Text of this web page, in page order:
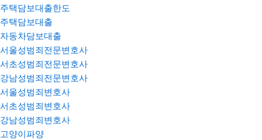
주택담보대출한도
주택담보대출
자동차담보대출
서울성범죄전문변호사
서초성범죄전문변호사
강남성범죄전문변호사
서울성범죄변호사
서초성범죄변호사
강남성범죄변호사
고양이파양